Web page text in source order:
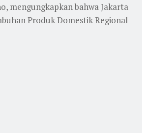
mengungkapkan bahwa Jakarta
Produk Domestik Regional